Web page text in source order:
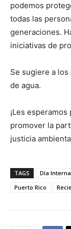
podemos
todas las
generaciones.
iniciativas de
Se sugiere a
de agua.
¡Les
promover la
justicia
TAGS Día
Puerto Rico